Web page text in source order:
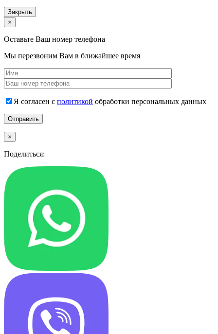
Закрыть
×
Оставьте Ваш номер телефона
Мы перезвоним Вам в ближайшее время
Я согласен с политикой обработки персональных данных
×
Поделиться: